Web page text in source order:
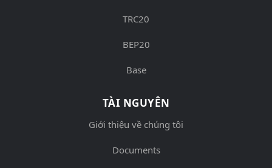
TRC20
BEP20
Base
TÀI NGUYÊN
Giới thiệu về chúng tôi
Documents